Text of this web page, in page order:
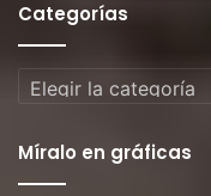
Categorías
Categorías
Míralo en gráficas